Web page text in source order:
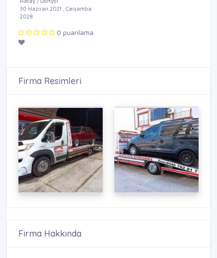
30 Haziran 2021 , Çarşamba
2028
0 puanlama.
Firma Resimleri
Firma Hakkında